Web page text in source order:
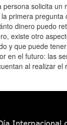
persona solicita un
primera pregunta
dinero puedo
existe otro
y que puede
en el futuro: las
al realizar el